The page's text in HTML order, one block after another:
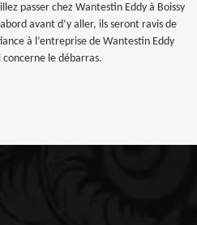
passer chez Wantestin Eddy à Boissy
avant d’y aller, ils seront ravis de
à l’entreprise de Wantestin Eddy
le débarras.